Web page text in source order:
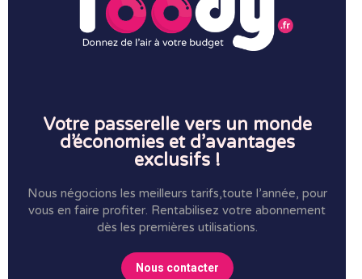
Votre passerelle vers un monde
d’économies et d’avantages
exclusifs !
Nous négocions les meilleurs tarifs,toute l’année, pour
vous en faire profiter. Rentabilisez votre abonnement
dès les premières utilisations.
Nous contacter